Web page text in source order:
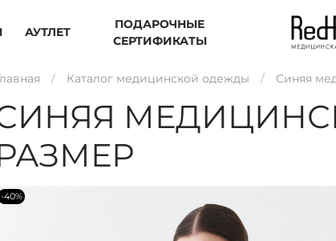
АУТЛЕТ
ПОДАРОЧНЫЕ
СЕРТИФИКАТЫ
Каталог медицинской одежды Синяя
-40%